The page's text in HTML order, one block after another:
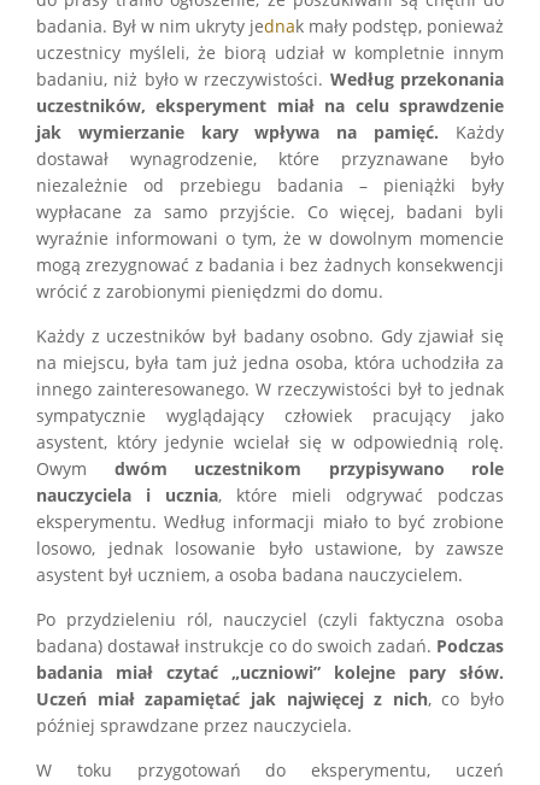
badania. Był w nim ukryty jednak mały podstęp, ponieważ
uczestnicy myśleli, że biorą udział w kompletnie innym
badaniu, niż było w rzeczywistości. Według przekonania
uczestników, eksperyment miał na celu sprawdzenie
jak wymierzanie kary wpływa na pamięć. Każdy
dostawał wynagrodzenie, które przyznawane było
niezależnie od przebiegu badania – pieniążki były
wypłacane za samo przyjście. Co więcej, badani byli
wyraźnie informowani o tym, że w dowolnym momencie
mogą zrezygnować z badania i bez żadnych konsekwencji
wrócić z zarobionymi pieniędzmi do domu.
Każdy z uczestników był badany osobno. Gdy zjawiał się
na miejscu, była tam już jedna osoba, która uchodziła za
innego zainteresowanego. W rzeczywistości był to jednak
sympatycznie wyglądający człowiek pracujący jako
asystent, który jedynie wcielał się w odpowiednią rolę.
Owym dwóm uczestnikom przypisywano role
nauczyciela i ucznia, które mieli odgrywać podczas
eksperymentu. Według informacji miało to być zrobione
losowo, jednak losowanie było ustawione, by zawsze
asystent był uczniem, a osoba badana nauczycielem.
Po przydzieleniu ról, nauczyciel (czyli faktyczna osoba
badana) dostawał instrukcje co do swoich zadań. Podczas
badania miał czytać „uczniowi” kolejne pary słów.
Uczeń miał zapamiętać jak najwięcej z nich, co było
później sprawdzane przez nauczyciela.
W toku przygotowań do eksperymentu, uczeń